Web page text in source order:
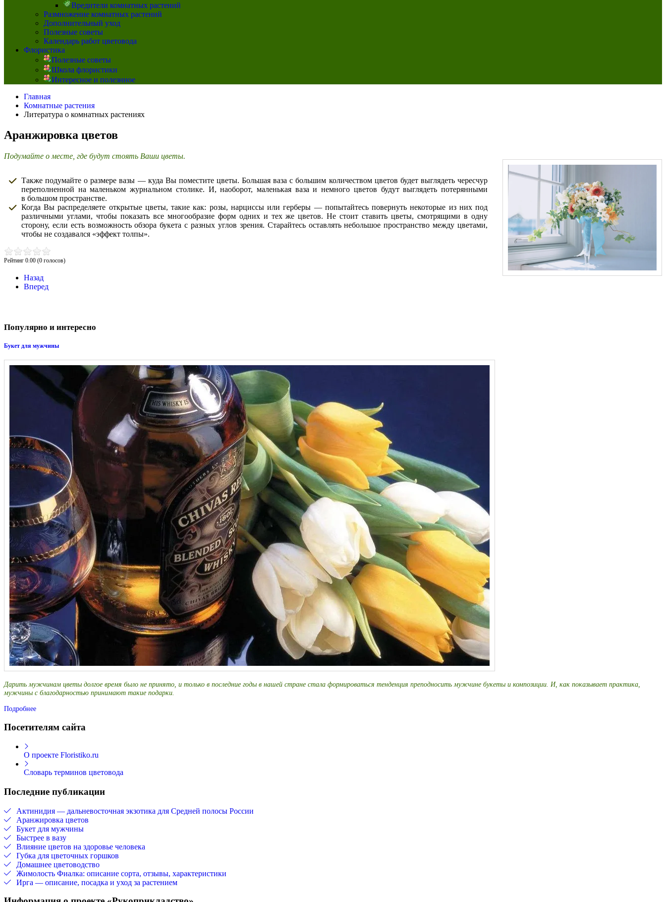
Вредители комнатных растений
Размножение комнатных растений
Дополнительный уход
Полезные советы
Календарь работ цветовода
Флористика
Полезные советы
Школа флористики
Интересное и полезнное
Главная
Комнатные растения
Литература о комнатных растениях
Аранжировка цветов
Подумайте о месте, где будут стоять Ваши цветы.
Также подумайте о размере вазы — куда Вы поместите цветы. Большая ваза с большим количеством цветов будет выглядеть чересчур
переполненной на маленьком журнальном столике. И, наоборот, маленькая ваза и немного цветов будут выглядеть потерянными
в большом пространстве.
Когда Вы распределяете открытые цветы, такие как: розы, нарциссы или герберы — попытайтесь повернуть некоторые из них под
различными углами, чтобы показать все многообразие форм одних и тех же цветов. Не стоит ставить цветы, смотрящими в одну
сторону, если есть возможность обзора букета с разных углов зрения. Старайтесь оставлять небольшое пространство между цветами,
чтобы не создавался «эффект толпы».
Рейтинг 0.00 (0 голосов)
Назад
Вперед
Популярно и интересно
Букет для мужчины
Дарить мужчинам цветы долгое время было не принято, и только в последние годы в нашей стране стала формироваться тенденция преподносить мужчине букеты и композиции. И, как показывает практика,
мужчины с благодарностью принимают такие подарки.
Подробнее
Посетителям сайта
О проекте Floristiko.ru
Словарь терминов цветовода
Последние публикации
Актинидия — дальневосточная экзотика для Средней полосы России
Аранжировка цветов
Букет для мужчины
Быстрее в вазу
Влияние цветов на здоровье человека
Губка для цветочных горшков
Домашнее цветоводство
Жимолость Фиалка: описание сорта, отзывы, характеристики
Ирга — описание, посадка и уход за растением